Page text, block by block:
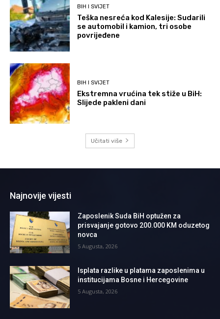
BIH I SVIJET
Teška nesreća kod Kalesije: Sudarili
se automobil i kamion, tri osobe
povrijeđene
BIH I SVIJET
Ekstremna vrućina tek stiže u BiH:
Slijede pakleni dani
Učitati više
Najnovije vijesti
Zaposlenik Suda BiH optužen za
prisvajanje gotovo 200.000 KM oduzetog
novca
5 Augusta, 2026
Isplata razlike u platama zaposlenima u
institucijama Bosne i Hercegovine
5 Augusta, 2026